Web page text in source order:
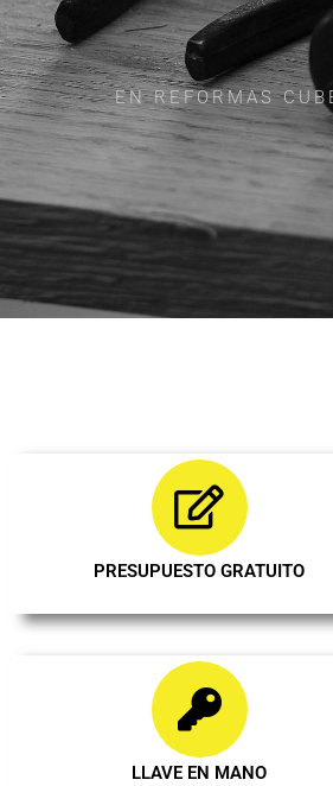
EN REFORMAS
PRESUPUESTO GRATUITO
LLAVE EN MANO